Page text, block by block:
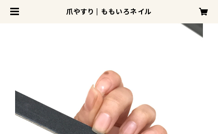
爪やすり | ももいろネイル